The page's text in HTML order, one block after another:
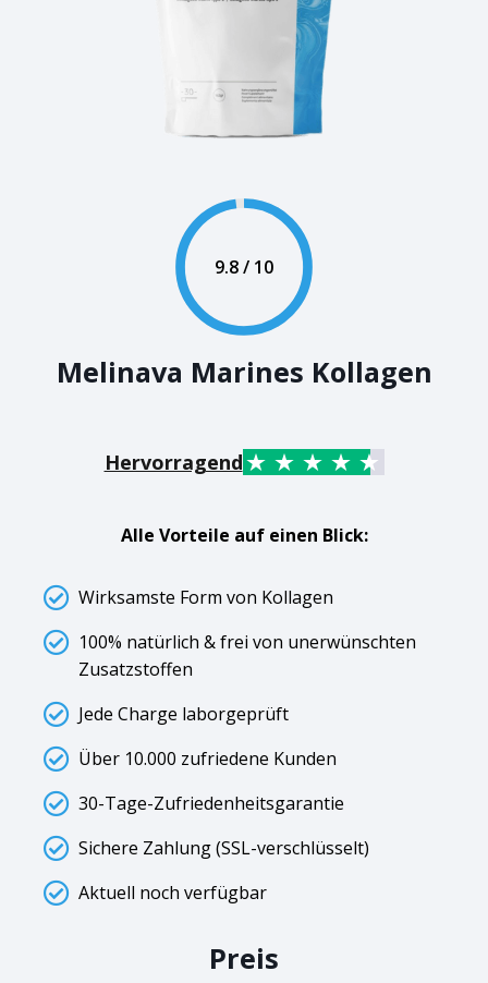
9.8 / 10
Melinava Marines Kollagen
Hervorragend
Alle Vorteile auf einen Blick:
Wirksamste Form von Kollagen
100% natürlich & frei von unerwünschten
Zusatzstoffen
Jede Charge laborgeprüft
Über 10.000 zufriedene Kunden
30-Tage-Zufriedenheitsgarantie
Sichere Zahlung (SSL-verschlüsselt)
Aktuell noch verfügbar
Preis